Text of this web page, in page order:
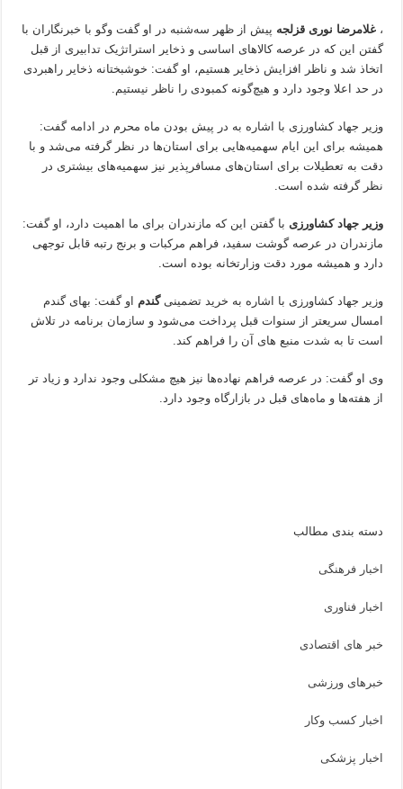
،غلامرضا نوری قزلجه پیش از ظهر سه‌شنبه در او گفت وگو با خبرنگاران با
گفتن این که در عرصه کالاهای اساسی و ذخایر استراتژیک تدابیری از قبل
اتخاذ شد و ناظر افزایش ذخایر هستیم، او گفت: خوشبختانه ذخایر راهبردی
در حد اعلا وجود دارد و هیچ‌گونه کمبودی را ناظر نیستیم.
وزیر جهاد کشاورزی با اشاره به در پیش بودن ماه محرم در ادامه گفت:
همیشه برای این ایام سهمیه‌هایی برای استان‌ها در نظر گرفته می‌شد و با
دقت به تعطیلات برای استان‌های مسافرپذیر نیز سهمیه‌های بیشتری در
نظر گرفته شده است.
وزیر جهاد کشاورزی با گفتن این که مازندران برای ما اهمیت دارد، او گفت:
مازندران در عرصه گوشت سفید، فراهم مرکبات و برنج رتبه قابل توجهی
دارد و همیشه مورد دقت وزارتخانه بوده است.
وزیر جهاد کشاورزی با اشاره به خرید تضمینیگندم او گفت: بهای گندم
امسال سریعتر از سنوات قبل پرداخت می‌شود و سازمان برنامه در تلاش
است تا به شدت منبع های آن را فراهم کند.
وی او گفت: در عرصه فراهم نهاده‌ها نیز هیچ مشکلی وجود ندارد و زیاد تر
از هفته‌ها و ماه‌های قبل در بازارگاه وجود دارد.
دسته بندی مطالب
اخبار فرهنگی
اخبار فناوری
خبر های اقتصادی
خبرهای ورزشی
اخبار کسب وکار
اخبار پزشکی